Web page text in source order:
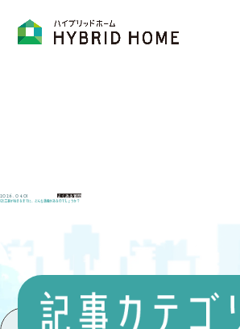
2026. 04.01
よくある質問
Q5:工事が始まるまでに、どんな準備があるのでしょうか？